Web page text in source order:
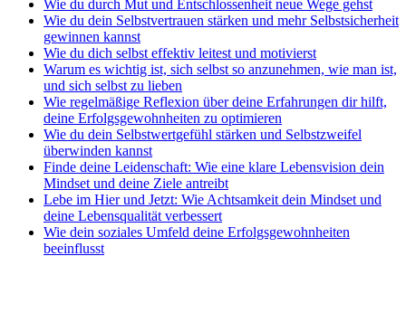
Wie du durch Mut und Entschlossenheit neue Wege gehst
Wie du dein Selbstvertrauen stärken und mehr Selbstsicherheit
gewinnen kannst
Wie du dich selbst effektiv leitest und motivierst
Warum es wichtig ist, sich selbst so anzunehmen, wie man ist,
und sich selbst zu lieben
Wie regelmäßige Reflexion über deine Erfahrungen dir hilft,
deine Erfolgsgewohnheiten zu optimieren
Wie du dein Selbstwertgefühl stärken und Selbstzweifel
überwinden kannst
Finde deine Leidenschaft: Wie eine klare Lebensvision dein
Mindset und deine Ziele antreibt
Lebe im Hier und Jetzt: Wie Achtsamkeit dein Mindset und
deine Lebensqualität verbessert
Wie dein soziales Umfeld deine Erfolgsgewohnheiten
beeinflusst